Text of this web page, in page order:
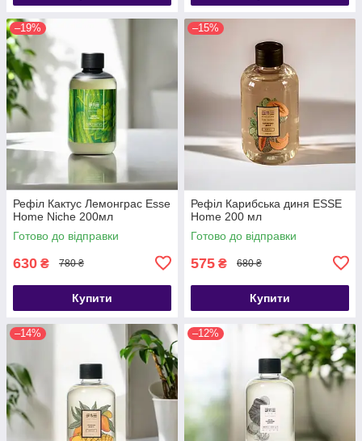
–19%
Рефіл Кактус Лемонграс Esse
Home Niche 200мл
Готово до відправки
630 ₴ 780 ₴
Купити
–15%
Рефіл Карибська диня ESSE
Home 200 мл
Готово до відправки
575 ₴ 680 ₴
Купити
–14% –12%